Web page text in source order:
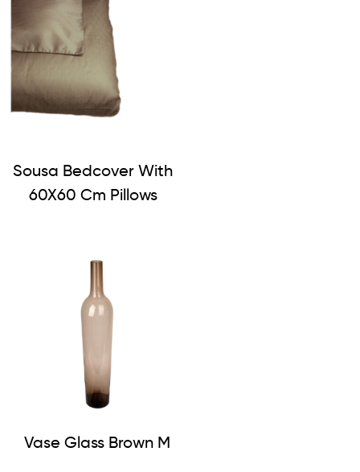
Sousa Bedcover With
60X60 Cm Pillows
Vase Glass Brown M